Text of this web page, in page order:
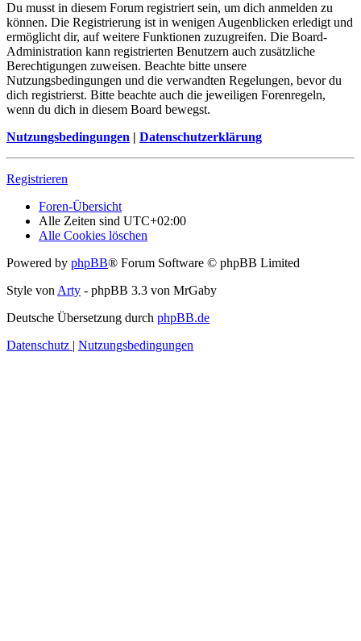
Du musst in diesem Forum registriert sein, um dich anmelden zu
können. Die Registrierung ist in wenigen Augenblicken erledigt und
ermöglicht dir, auf weitere Funktionen zuzugreifen. Die Board-
Administration kann registrierten Benutzern auch zusätzliche
Berechtigungen zuweisen. Beachte bitte unsere
Nutzungsbedingungen und die verwandten Regelungen, bevor du
dich registrierst. Bitte beachte auch die jeweiligen Forenregeln,
wenn du dich in diesem Board bewegst.
Nutzungsbedingungen | Datenschutzerklärung
Registrieren
Foren-Übersicht
Alle Zeiten sind UTC+02:00
Alle Cookies löschen
Powered by phpBB® Forum Software © phpBB Limited
Style vonArty - phpBB 3.3 von MrGaby
Deutsche Übersetzung durch phpBB.de
Datenschutz | Nutzungsbedingungen